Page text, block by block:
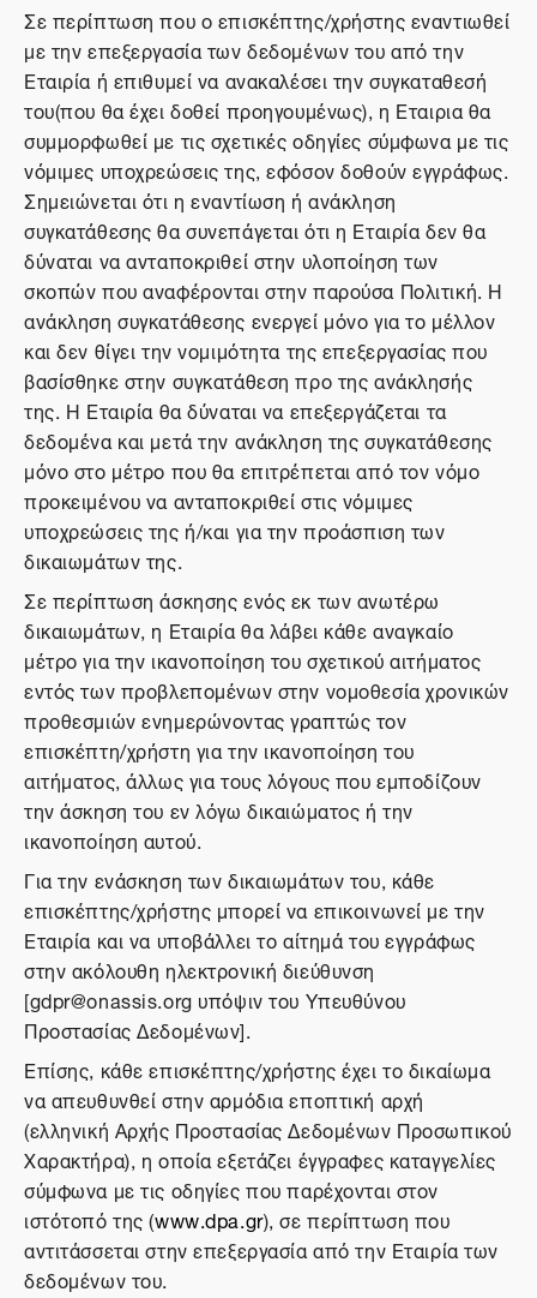
Σε περίπτωση που ο επισκέπτης/χρήστης εναντιωθεί
με την επεξεργασία των δεδομένων του από την
Εταιρία ή επιθυμεί να ανακαλέσει την συγκαταθεσή
του(που θα έχει δοθεί προηγουμένως), η Εταιρια θα
συμμορφωθεί με τις σχετικές οδηγίες σύμφωνα με τις
νόμιμες υποχρεώσεις της, εφόσον δοθούν εγγράφως.
Σημειώνεται ότι η εναντίωση ή ανάκληση
συγκατάθεσης θα συνεπάγεται ότι η Εταιρία δεν θα
δύναται να ανταποκριθεί στην υλοποίηση των
σκοπών που αναφέρονται στην παρούσα Πολιτική. Η
ανάκληση συγκατάθεσης ενεργεί μόνο για το μέλλον
και δεν θίγει την νομιμότητα της επεξεργασίας που
βασίσθηκε στην συγκατάθεση προ της ανάκλησής
της. Η Εταιρία θα δύναται να επεξεργάζεται τα
δεδομένα και μετά την ανάκληση της συγκατάθεσης
μόνο στο μέτρο που θα επιτρέπεται από τον νόμο
προκειμένου να ανταποκριθεί στις νόμιμες
υποχρεώσεις της ή/και για την προάσπιση των
δικαιωμάτων της.
Σε περίπτωση άσκησης ενός εκ των ανωτέρω
δικαιωμάτων, η Εταιρία θα λάβει κάθε αναγκαίο
μέτρο για την ικανοποίηση του σχετικού αιτήματος
εντός των προβλεπομένων στην νομοθεσία χρονικών
προθεσμιών ενημερώνοντας γραπτώς τον
επισκέπτη/χρήστη για την ικανοποίηση του
αιτήματος, άλλως για τους λόγους που εμποδίζουν
την άσκηση του εν λόγω δικαιώματος ή την
ικανοποίηση αυτού.
Για την ενάσκηση των δικαιωμάτων του, κάθε
επισκέπτης/χρήστης μπορεί να επικοινωνεί με την
Εταιρία και να υποβάλλει το αίτημά του εγγράφως
στην ακόλουθη ηλεκτρονική διεύθυνση
[gdpr@onassis.org υπόψιν του Υπευθύνου
Προστασίας Δεδομένων].
Επίσης, κάθε επισκέπτης/χρήστης έχει το δικαίωμα
να απευθυνθεί στην αρμόδια εποπτική αρχή
(ελληνική Αρχής Προστασίας Δεδομένων Προσωπικού
Χαρακτήρα), η οποία εξετάζει έγγραφες καταγγελίες
σύμφωνα με τις οδηγίες που παρέχονται στον
ιστότοπό της (www.dpa.gr), σε περίπτωση που
αντιτάσσεται στην επεξεργασία από την Εταιρία των
δεδομένων του.